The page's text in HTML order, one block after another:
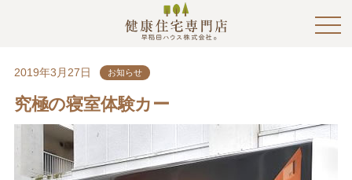
2019年3月27日 お知らせ
究極の寝室体験カー